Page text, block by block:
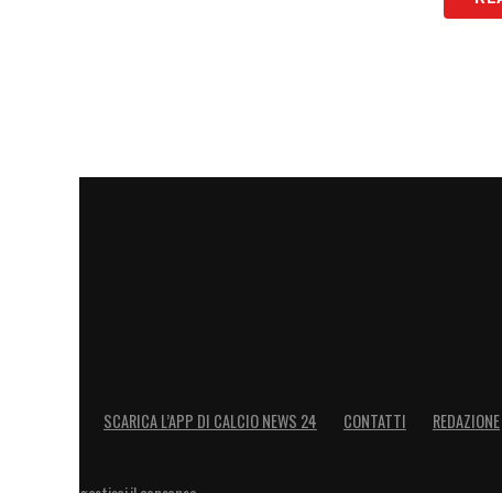
SCARICA L’APP DI CALCIO NEWS 24 CONTATTI REDAZIONE